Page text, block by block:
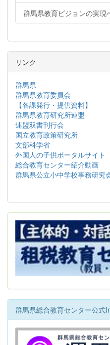
群馬県教育ビジョンの実現
リンク
群馬県
群馬県教育委員会
【各課発行・提供資料】
群馬県教育研究所連盟
連盟双書刊行会
国立教育政策研究所
文部科学省
外国人の子供ポータルサイト
総合教育センター紹介動画
群馬県公立小中学校事務研究
群馬県総合教育センター公式